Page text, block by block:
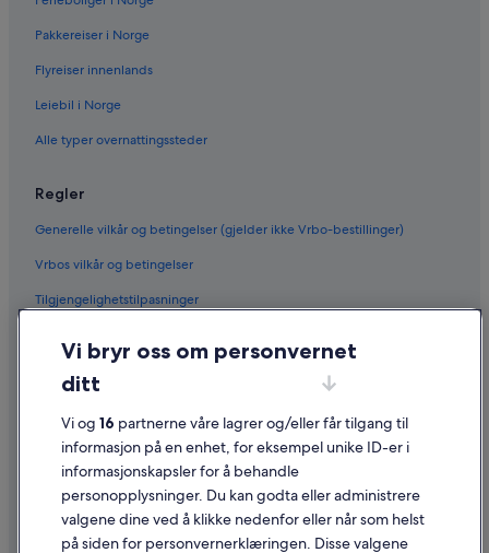
Pakkereiser i Norge
Flyreiser innenlands
Leiebil i Norge
Alle typer overnattingssteder
Regler
Generelle vilkår og betingelser (gjelder ikke Vrbo-bestillinger)
Vrbos vilkår og betingelser
Tilgjengelighetstilpasninger
Juridisk informasjon / kontakt oss
Retningslinjer for innhold og rapportering av innhold
Hjelp
Vi bryr oss om personvernet
ditt
Vi og 16 partnerne våre lagrer og/eller får tilgang til
informasjon på en enhet, for eksempel unike ID-er i
informasjonskapsler for å behandle
personopplysninger. Du kan godta eller administrere
valgene dine ved å klikke nedenfor eller når som helst
på siden for personvernerklæringen. Disse valgene